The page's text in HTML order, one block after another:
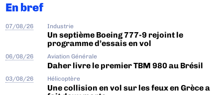
En bref
07/08/26 Industrie
Un septième Boeing 777-9 rejoint le
programme d’essais en vol
06/08/26 Aviation Générale
Daher livre le premier TBM 980 au Brésil
03/08/26 Hélicoptère
Une collision en vol sur les feux en Grèce a